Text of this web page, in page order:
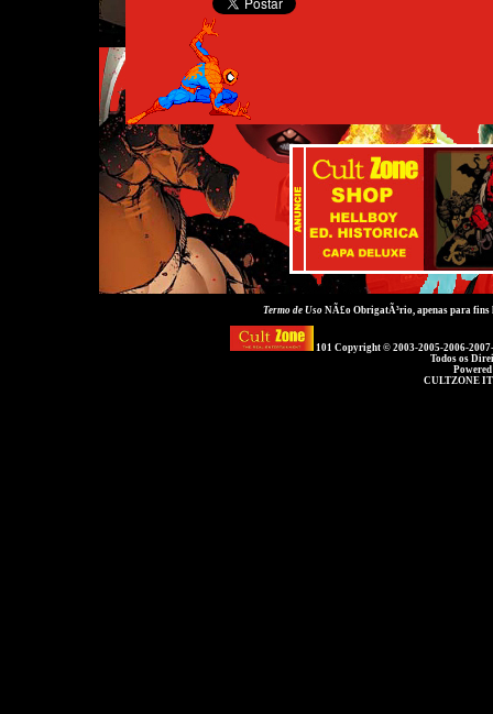
Termo de UsoNÃ£o ObrigatÃ³rio, apenas para
101 Copyright © 2003-2005-2006-
Todos os
CULTZONE